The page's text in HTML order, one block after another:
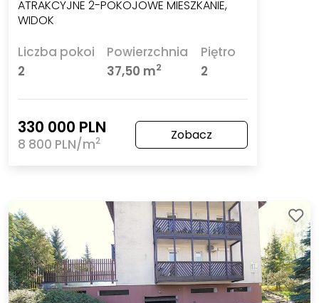
ATRAKCYJNE 2-POKOJOWE MIESZKANIE,
WIDOK
Liczba pokoi
2
Powierzchnia
37,50 m2
Piętro
2
330 000 PLN
8 800 PLN/m2 Zobacz